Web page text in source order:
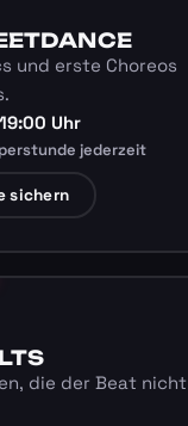
und erste Choreos
Uhr
jederzeit
sichern
die der Beat nicht